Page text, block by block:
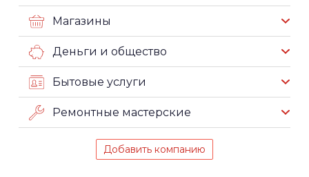
Магазины
Деньги и общество
Бытовые услуги
Ремонтные мастерские
Добавить компанию